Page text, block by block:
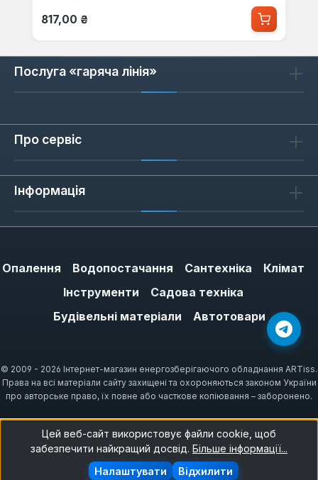
Звичайна ціна:
817,00 ₴
Послуга «гаряча лінія»
Про сервіс
Інформація
Опалення Водопостачання Сантехніка
Клімат
Інструменти
Садова техніка
Будівельні матеріали
Автотовари
© 2009 - 2026 Інтернет-магазин енергозберігаючого обладнання ARTiss.
Права на всі матеріали сайту захищені та охороняються законом України
про авторське право, їх повне або часткове копіювання – заборонено.
Цей веб-сайт використовує файли cookie, щоб
забезпечити найкращий досвід. Більше інформації...
Відхилити
Налаштувати